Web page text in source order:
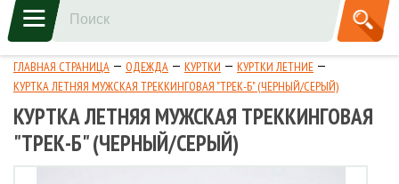
ГЛАВНАЯ СТРАНИЦА ОДЕЖДА КУРТКИ
КУРТКИ ЛЕТНИЕ
КУРТКА ЛЕТНЯЯ МУЖСКАЯ ТРЕККИНГОВАЯ "ТРЕК-Б" (ЧЕРНЫЙ/СЕРЫЙ)
КУРТКА ЛЕТНЯЯ МУЖСКАЯ ТРЕККИНГОВАЯ
"ТРЕК-Б" (ЧЕРНЫЙ/СЕРЫЙ)